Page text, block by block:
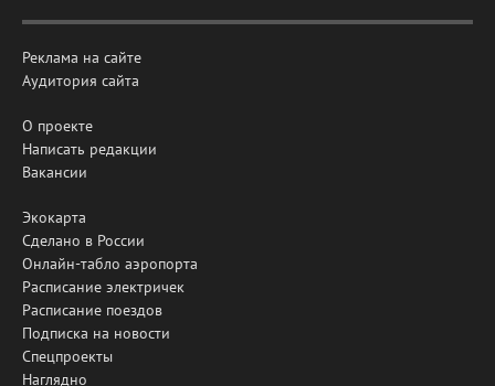
Реклама на сайте
Аудитория сайта
О проекте
Написать редакции
Вакансии
Экокарта
Сделано в России
Онлайн-табло аэропорта
Расписание электричек
Расписание поездов
Подписка на новости
Спецпроекты
Наглядно